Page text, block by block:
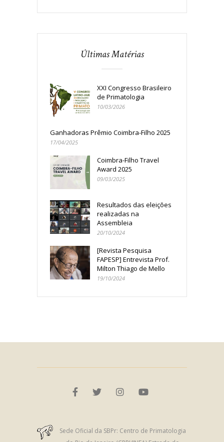
Últimas Matérias
XXI Congresso Brasileiro
de Primatologia
10/03/2026
Ganhadoras Prêmio Coimbra-Filho 2025
17/04/2025
Coimbra-Filho Travel
Award 2025
09/03/2025
Resultados das eleições
realizadas na
Assembleia
20/10/2024
[Revista Pesquisa
FAPESP] Entrevista Prof.
Milton Thiago de Mello
19/10/2024
Sede Oficial da SBPr: Centro de Primatologia